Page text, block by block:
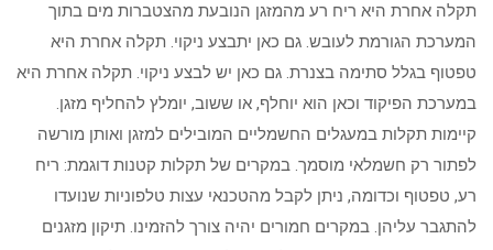
תקלה אחרת היא ריח רע מהמזגן הנובעת מהצטברות מים בתוך
המערכת הגורמת לעובש. גם כאן יתבצע ניקוי. תקלה אחרת היא
טפטוף בגלל סתימה בצנרת. גם כאן יש לבצע ניקוי. תקלה אחרת היא
במערכת הפיקוד וכאן הוא יוחלף, או ששוב, יומלץ להחליף מזגן.
קיימות תקלות במעגלים החשמליים המובילים למזגן ואותן מורשה
לפתור רק חשמלאי מוסמך. במקרים של תקלות קטנות דוגמת: ריח
רע, טפטוף וכדומה, ניתן לקבל מהטכנאי עצות טלפוניות שנועדו
להתגבר עליהן. במקרים חמורים יהיה צורך להזמינו. תיקון מזגנים